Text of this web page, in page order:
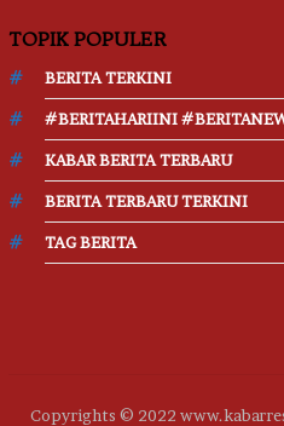
TOPIK POPULER
BERITA TERKINI
#BERITAHARIINI
KABAR BERITA TERBARU
BERITA TERBARU TERKINI
TAG BERITA
Copyrights © 2022